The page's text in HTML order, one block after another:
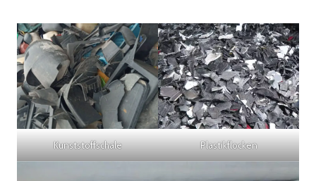
Kunststoffschale Plastikflocken